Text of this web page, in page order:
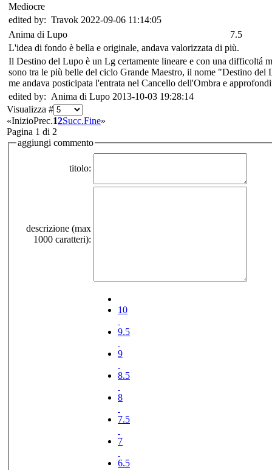
Mediocre
edited by: Travok 2022-09-06 11:14:05
Anima di Lupo
7.5
L'idea di fondo è bella e originale, andava valorizzata di più.
Il Destino del Lupo è un Lg certamente lineare e con una difficoltá
sono tra le più belle del ciclo Grande Maestro, il nome "Destino del
me andava posticipata l'entrata nel Cancello dell'Ombra e
edited by: Anima di Lupo 2013-10-03 19:28:14
Visualizza #
«InizioPrec.12Succ.Fine»
Pagina 1 di 2
aggiungi commento
titolo:
descrizione (max
1000 caratteri):
10
9.5
9
8.5
8
7.5
7
6.5